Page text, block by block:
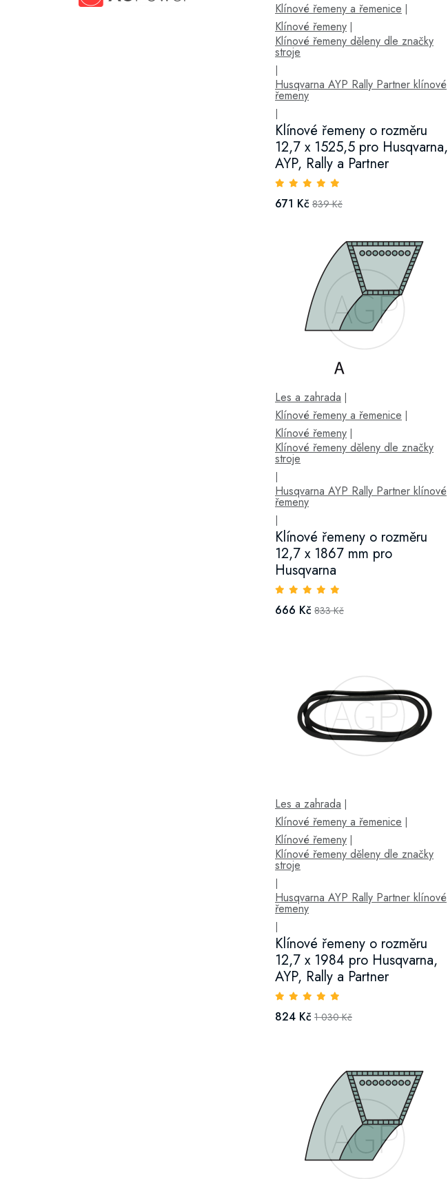
Klínové řemeny a řemenice
Klínové řemeny
Klínové řemeny děleny dle značky
stroje
Husqvarna AYP Rally Partner klínové
řemeny
Klínové řemeny o rozměru
12,7 x 1525,5 pro Husqvarna,
AYP, Rally a Partner
671 Kč 839 Kč
Les a zahrada
Klínové řemeny a řemenice
Klínové řemeny
Klínové řemeny děleny dle značky
stroje
Husqvarna AYP Rally Partner klínové
řemeny
Klínové řemeny o rozměru
12,7 x 1867 mm pro
Husqvarna
666 Kč 833 Kč
Les a zahrada
Klínové řemeny a řemenice
Klínové řemeny
Klínové řemeny děleny dle značky
stroje
Husqvarna AYP Rally Partner klínové
řemeny
Klínové řemeny o rozměru
12,7 x 1984 pro Husqvarna,
AYP, Rally a Partner
824 Kč 1 030 Kč